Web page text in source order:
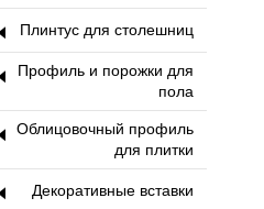
Плинтус для столешниц
Профиль и порожки для
пола
Облицовочный профиль
для плитки
Декоративные вставки